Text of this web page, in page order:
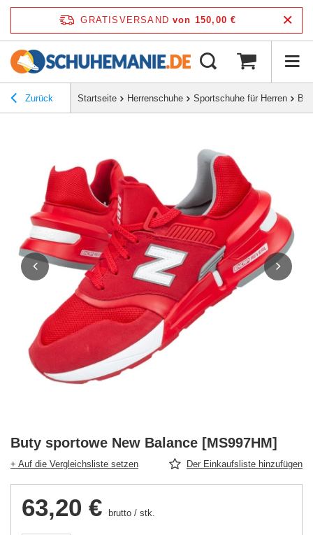
GRATISVERSAND von 150,00 €
Zurück Startseite Herrenschuhe Sportschuhe für Herren
Buty sportowe New Balance [MS997HM]
+ Auf die Vergleichsliste setzen Der Einkaufsliste hinzufügen
63,20 € brutto / stk.